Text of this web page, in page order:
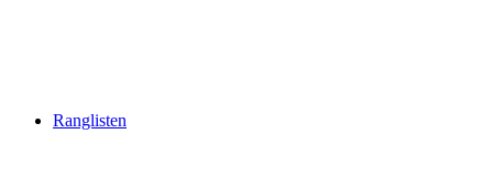
Ranglisten